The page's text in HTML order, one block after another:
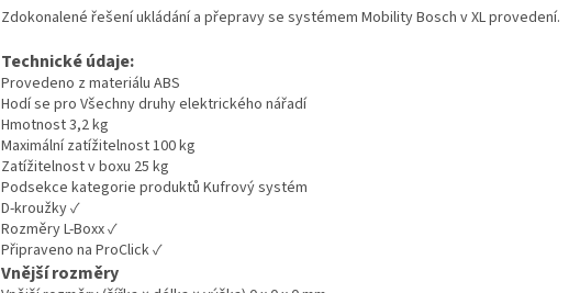
Zdokonalené řešení ukládání a přepravy se systémem Mobility Bosch v XL provedení.
Technické údaje:
Provedeno z materiálu ABS
Hodí se pro Všechny druhy elektrického nářadí
Hmotnost 3,2 kg
Maximální zatížitelnost 100 kg
Zatížitelnost v boxu 25 kg
Podsekce kategorie produktů Kufrový systém
D-kroužky ✓
Rozměry L-Boxx ✓
Připraveno na ProClick ✓
Vnější rozměry